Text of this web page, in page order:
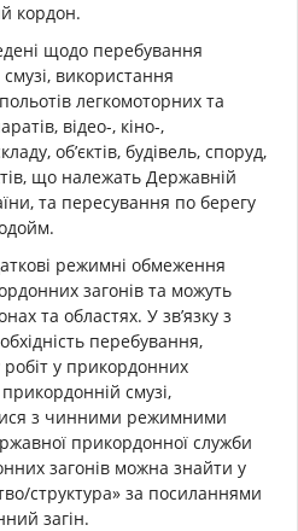
кордон.
щодо перебування
використання
легкомоторних та
відео-, кіно-,
об’єктів, будівель, споруд,
що належать Державній
та пересування по берегу
режимні обмеження
загонів та можуть
та областях. У зв’язку з
перебування,
у прикордонних
смузі,
з чинними режимними
прикордонної служби
загонів можна знайти у
структура» за посиланнями
загін.